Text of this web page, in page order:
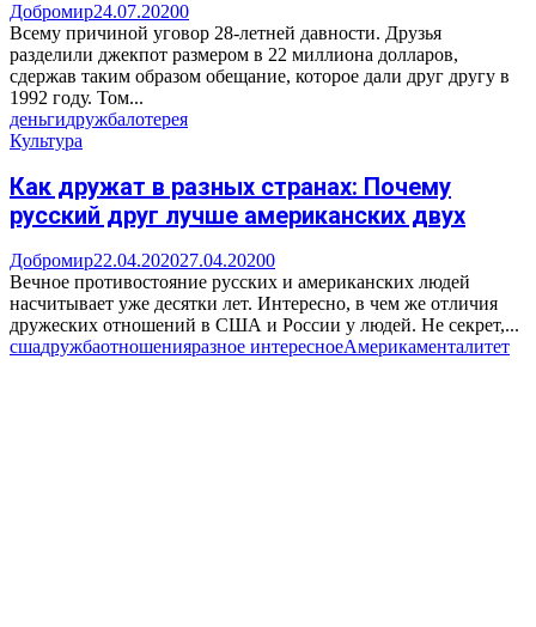
Добромир24.07.20200
Всему причиной уговор 28-летней давности. Друзья
разделили джекпот размером в 22 миллиона долларов,
сдержав таким образом обещание, которое дали друг другу в
1992 году. Том...
деньгидружбалотерея
Культура
Как дружат в разных странах: Почему
русский друг лучше американских двух
Добромир22.04.202027.04.20200
Вечное противостояние русских и американских людей
насчитывает уже десятки лет. Интересно, в чем же отличия
дружеских отношений в США и России у людей. Не секрет,...
сшадружбаотношенияразное интересноеАмерикаменталитет